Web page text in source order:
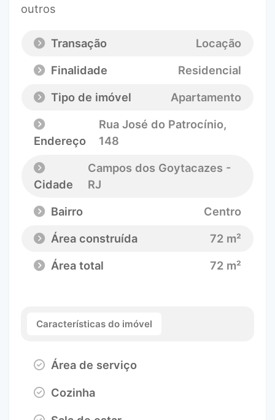
outros
Transação
Locação
Finalidade
Residencial
Tipo de imóvel
Apartamento
Endereço
Rua José do Patrocínio,
148
Cidade
Campos dos Goytacazes -
RJ
Bairro
Centro
Área construída
72 m²
Área total
72 m²
Características do imóvel
Área de serviço
Cozinha